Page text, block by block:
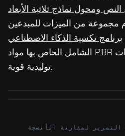
ومحول نماذج ثلاثية الأبعاد
مجموعة من الميزات للمبدعين
برنامج تكسية الذكاء الاصطناعي
الشامل الخاص بها مواد PBR عالية الدقة ويوفر قدرات
توليدية قوية.
لمقارنة الأنسجة